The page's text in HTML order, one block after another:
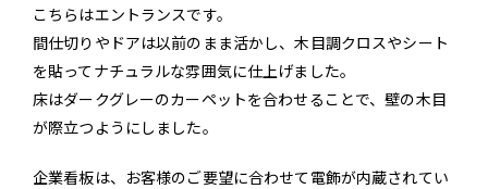
こちらはエントランスです。
間仕切りやドアは以前のまま活かし、木目調クロスやシート
を貼ってナチュラルな雰囲気に仕上げました。
床はダークグレーのカーペットを合わせることで、壁の木目
が際立つようにしました。
企業看板は、お客様のご要望に合わせて電飾が内蔵されてい